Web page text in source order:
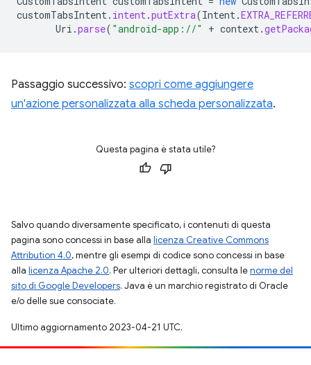
customTabsIntent. intent.putExtra(Intent.
Uri .parse( "android-app://" + context.
Passaggio successivo: scopri come aggiungere
un'azione personalizzata alla scheda personalizzata.
Questa pagina è stata utile?
Salvo quando diversamente specificato, i contenuti di questa
pagina sono concessi in base alla licenza Creative Commons
Attribution 4.0, mentre gli esempi di codice sono concessi in base
alla licenza Apache 2.0. Per ulteriori dettagli, consulta lenorme del
sito di Google Developers. Java è un marchio registrato di Oracle
e/o delle sue consociate.
Ultimo aggiornamento 2023-04-21 UTC.